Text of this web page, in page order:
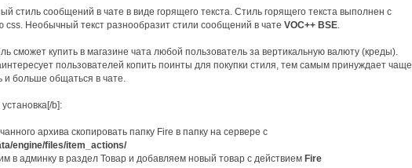
стиль сообщений в чате в виде горящего текста. Стиль горящего текста выполнен с
Необычный текст разнообразит стили сообщений в чате VOC++ BSE.
сможет купить в магазине чата любой пользователь за вертикальную валюту (креды).
пользователей копить поинты для покупки стиля, тем самым принуждает чаще
и больше общаться в чате.
b]:
архива скопировать папку Fire в папку на сервере с
engine/files/item_actions/
в админку в раздел Товар и добавляем новый товар c действием Fire